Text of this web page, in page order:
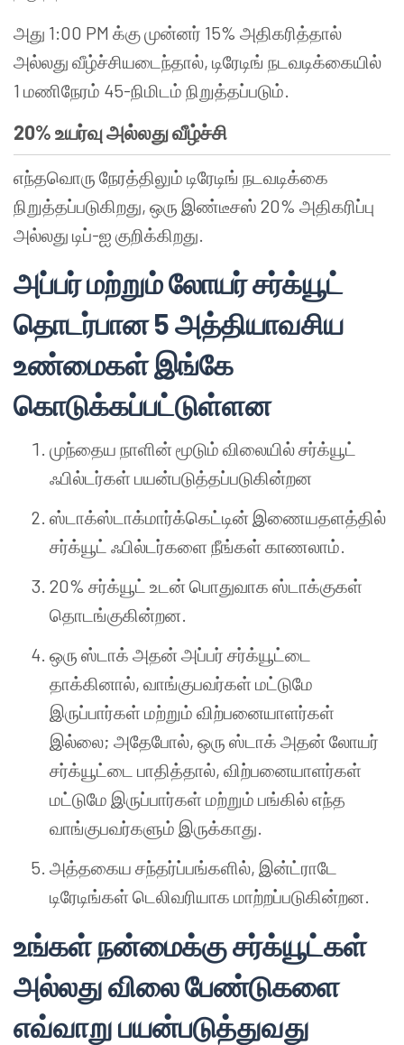
அது 1:00 PM க்கு முன்னர் 15% அதிகரித்தால்
அல்லது வீழ்ச்சியடைந்தால், டிரேடிங் நடவடிக்கையில்
1 மணிநேரம் 45-நிமிடம் நிறுத்தப்படும்.
20% உயர்வு அல்லது வீழ்ச்சி
எந்தவொரு நேரத்திலும் டிரேடிங் நடவடிக்கை
நிறுத்தப்படுகிறது, ஒரு இண்டீசஸ் 20% அதிகரிப்பு
அல்லது டிப்-ஐ குறிக்கிறது.
அப்பர் மற்றும் லோயர் சர்க்யூட்
தொடர்பான 5 அத்தியாவசிய
உண்மைகள் இங்கே
கொடுக்கப்பட்டுள்ளன
முந்தைய நாளின் மூடும் விலையில் சர்க்யூட்
ஃபில்டர்கள் பயன்படுத்தப்படுகின்றன
ஸ்டாக்ஸ்டாக்மார்க்கெட்டின் இணையதளத்தில்
சர்க்யூட் ஃபில்டர்களை நீங்கள் காணலாம்.
20% சர்க்யூட் உடன் பொதுவாக ஸ்டாக்குகள்
தொடங்குகின்றன.
ஒரு ஸ்டாக் அதன் அப்பர் சர்க்யூட்டை
தாக்கினால், வாங்குபவர்கள் மட்டுமே
இருப்பார்கள் மற்றும் விற்பனையாளர்கள்
இல்லை; அதேபோல், ஒரு ஸ்டாக் அதன் லோயர்
சர்க்யூட்டை பாதித்தால், விற்பனையாளர்கள்
மட்டுமே இருப்பார்கள் மற்றும் பங்கில் எந்த
வாங்குபவர்களும் இருக்காது.
அத்தகைய சந்தர்ப்பங்களில், இன்ட்ராடே
டிரேடிங்கள் டெலிவரியாக மாற்றப்படுகின்றன.
உங்கள் நன்மைக்கு சர்க்யூட்கள்
அல்லது விலை பேண்டுகளை
எவ்வாறு பயன்படுத்துவது